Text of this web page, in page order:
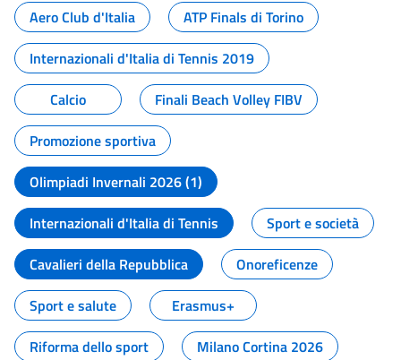
Aero Club d'Italia
ATP Finals di Torino
Internazionali d'Italia di Tennis 2019
Calcio
Finali Beach Volley FIBV
Promozione sportiva
Olimpiadi Invernali 2026 (1)
Internazionali d'Italia di Tennis
Sport e società
Cavalieri della Repubblica
Onoreficenze
Sport e salute
Erasmus+
Riforma dello sport
Milano Cortina 2026